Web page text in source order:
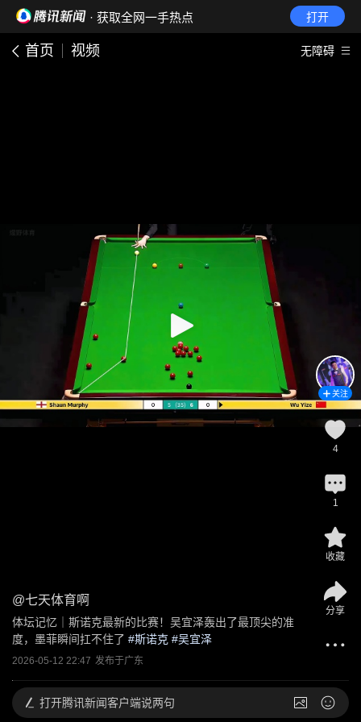
· 获取全网一手热点 打开
首页 视频 无障碍
@七天体育啊
体坛记忆｜斯诺克最新的比赛！吴宜泽轰出了最顶尖的准
度，墨菲瞬间扛不住了 #斯诺克 #吴宜泽
2026-05-12 22:47 发布于广东
关注
4
1
收藏
分享
打开腾讯新闻客户端说两句